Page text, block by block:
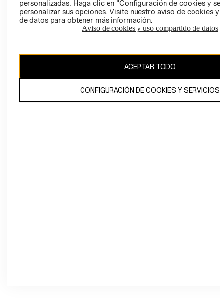
CAMBIAR REGIÓN
propiedad de H&M Hennes & Mauritz AB.
personalizadas. Haga clic en “Configuración de cookies y
personalizar sus opciones. Visite nuestro aviso de cookies
de datos para obtener más información.
Aviso de cookies y uso compartido de datos
ACEPTAR TODO
CONFIGURACIÓN DE COOKIES Y SERVICIOS